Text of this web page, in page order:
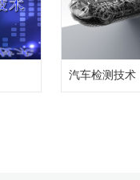
汽车检测技术